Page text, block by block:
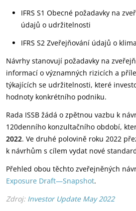
IFRS S1 Obecné požadavky na
údajů o udržitelnosti
IFRS S2 Zveřejňování údajů o
Návrhy stanovují požadavky na
informací o významných rizicích a
týkajících se udržitelnosti, které
hodnoty konkrétního podniku.
Rada ISSB žádá o zpětnou vazbu k
120denního konzultačního období,
2022. Ve druhé polovině roku 2022
k návrhům s cílem vydat nové
Přehled obou těchto zveřejněných
Exposure Draft—Snapshot.
Zdroj: Investor Update May 2022